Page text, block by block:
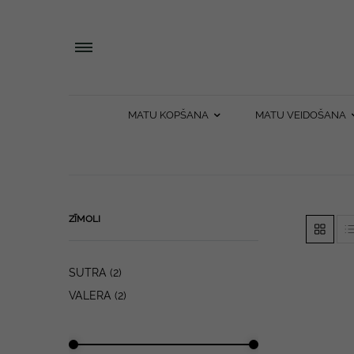
MATU KOPŠANA MATU VEIDOŠANA
ZĪMOLI
SUTRA (2)
VALERA (2)